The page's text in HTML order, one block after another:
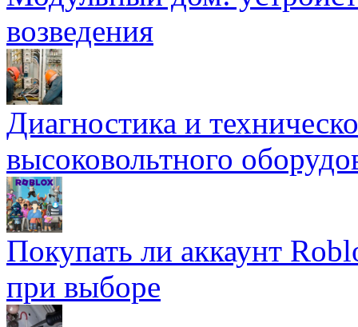
возведения
Диагностика и
высоковольтного
Покупать ли аккаунт
при выборе